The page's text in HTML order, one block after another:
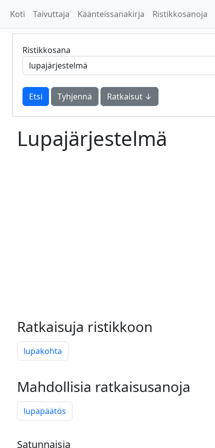
Koti Taivuttaja Käänteissanakirja Ristikkosanoja
Ristikkosana
Tyhjennä Ratkaisut ↓
Lupajärjestelmä
Ratkaisuja ristikkoon
lupakohta
Mahdollisia ratkaisusanoja
lupapäätös
Satunnaisia